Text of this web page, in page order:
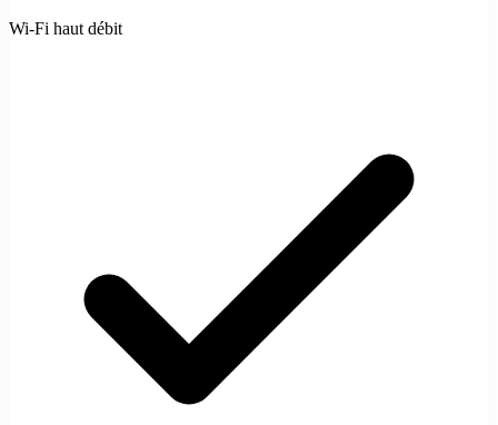
Wi-Fi haut débit